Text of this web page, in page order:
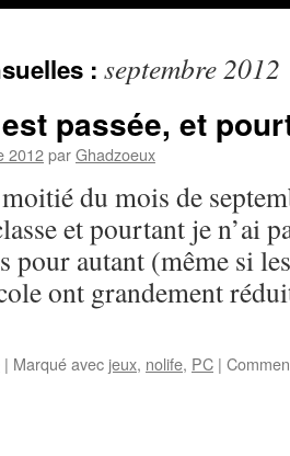
: septembre 2012
passée, et
2012parGhadzoeux
du mois de
et pourtant je n’ai
pour autant (même si
ont grandement
| Marqué avec jeux, nolife, PC |